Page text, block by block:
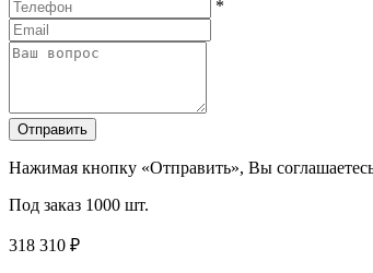
*
Отправить
Нажимая кнопку «Отправить», Вы
Под заказ 1000 шт.
318 310 ₽